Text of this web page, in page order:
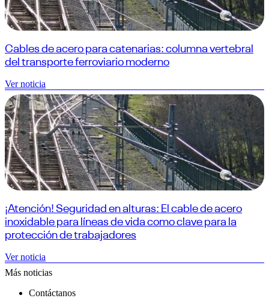
Cables de acero para catenarias: columna vertebral
del transporte ferroviario moderno
Ver noticia
¡Atención! Seguridad en alturas: El cable de acero
inoxidable para líneas de vida como clave para la
protección de trabajadores
Ver noticia
Más noticias
Contáctanos